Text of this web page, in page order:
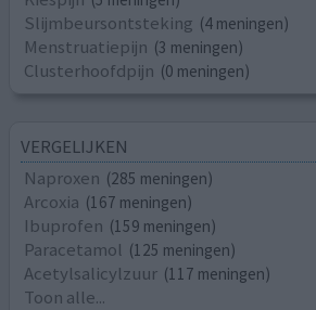
Slijmbeursontsteking (4 meningen)
Menstruatiepijn (3 meningen)
Clusterhoofdpijn (0 meningen)
VERGELIJKEN
Naproxen (285 meningen)
Arcoxia (167 meningen)
Ibuprofen (159 meningen)
Paracetamol (125 meningen)
Acetylsalicylzuur (117 meningen)
Toon alle...